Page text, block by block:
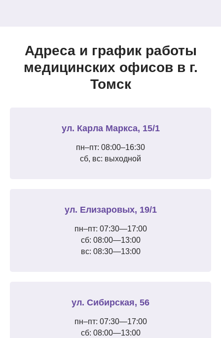
Адреса и график работы
медицинских офисов в г.
Томск
ул. Карла Маркса, 15/1
пн–пт: 08:00–16:30
сб, вс: выходной
ул. Елизаровых, 19/1
пн–пт: 07:30—17:00
сб: 08:00—13:00
вс: 08:30—13:00
ул. Сибирская, 56
пн–пт: 07:30—17:00
сб: 08:00—13:00